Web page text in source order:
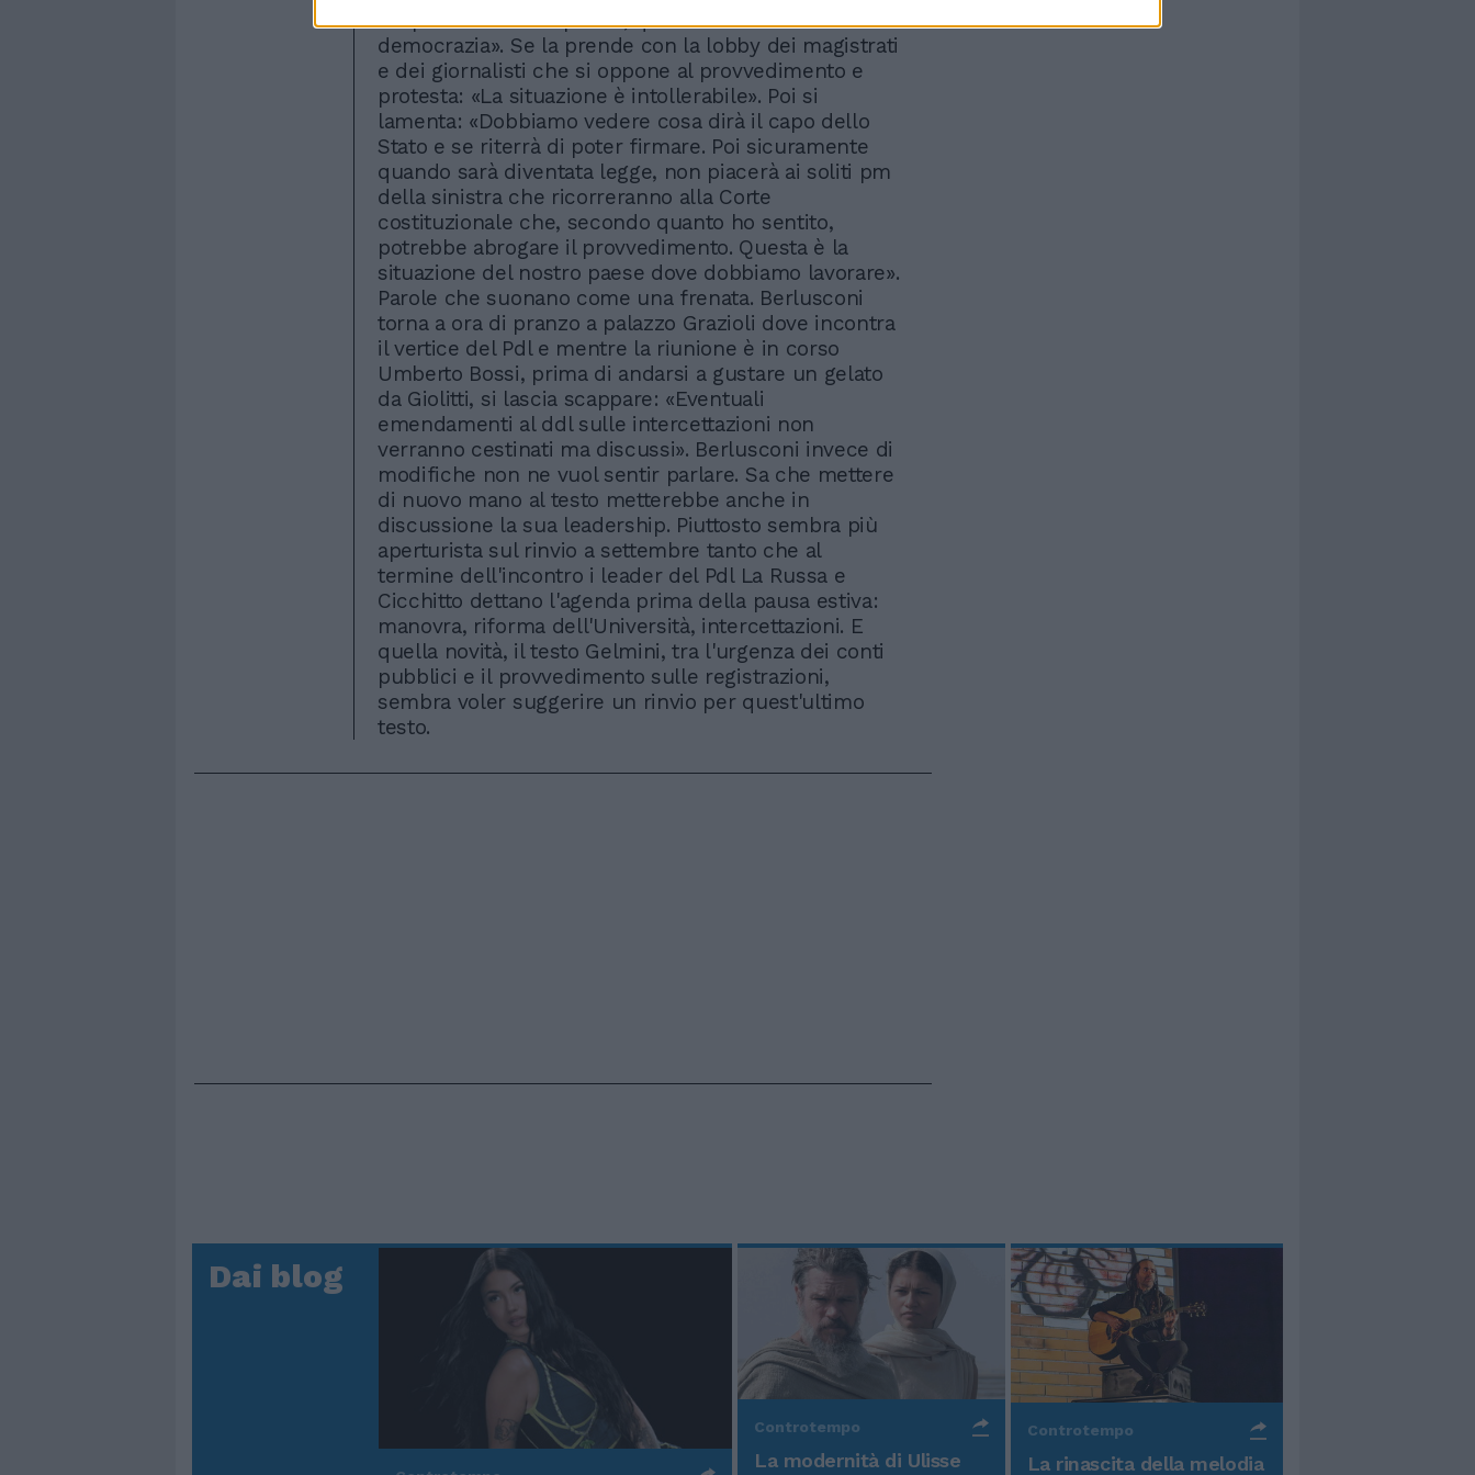
c'è più la libertà di parola, questa non è vera
democrazia». Se la prende con la lobby dei magistrati
e dei giornalisti che si oppone al provvedimento e
protesta: «La situazione è intollerabile». Poi si
lamenta: «Dobbiamo vedere cosa dirà il capo dello
Stato e se riterrà di poter firmare. Poi sicuramente
quando sarà diventata legge, non piacerà ai soliti pm
della sinistra che ricorreranno alla Corte
costituzionale che, secondo quanto ho sentito,
potrebbe abrogare il provvedimento. Questa è la
situazione del nostro paese dove dobbiamo lavorare».
Parole che suonano come una frenata. Berlusconi
torna a ora di pranzo a palazzo Grazioli dove incontra
il vertice del Pdl e mentre la riunione è in corso
Umberto Bossi, prima di andarsi a gustare un gelato
da Giolitti, si lascia scappare: «Eventuali
emendamenti al ddl sulle intercettazioni non
verranno cestinati ma discussi». Berlusconi invece di
modifiche non ne vuol sentir parlare. Sa che mettere
di nuovo mano al testo metterebbe anche in
discussione la sua leadership. Piuttosto sembra più
aperturista sul rinvio a settembre tanto che al
termine dell'incontro i leader del Pdl La Russa e
Cicchitto dettano l'agenda prima della pausa estiva:
manovra, riforma dell'Università, intercettazioni. E
quella novità, il testo Gelmini, tra l'urgenza dei conti
pubblici e il provvedimento sulle registrazioni,
sembra voler suggerire un rinvio per quest'ultimo
testo.
Dai blog
Controtempo
La modernità di Ulisse
Controtempo
La rinascita della melodia